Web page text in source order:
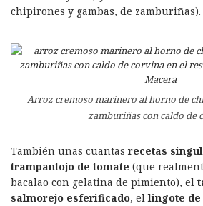
chipirones y gambas, de zamburiñas).
Arroz cremoso marinero al horno de
zamburiñas con caldo de
También unas cuantas recetas
trampantojo de tomate (que
bacalao con gelatina de pimiento), el
salmorejo esferificado, ellingote de